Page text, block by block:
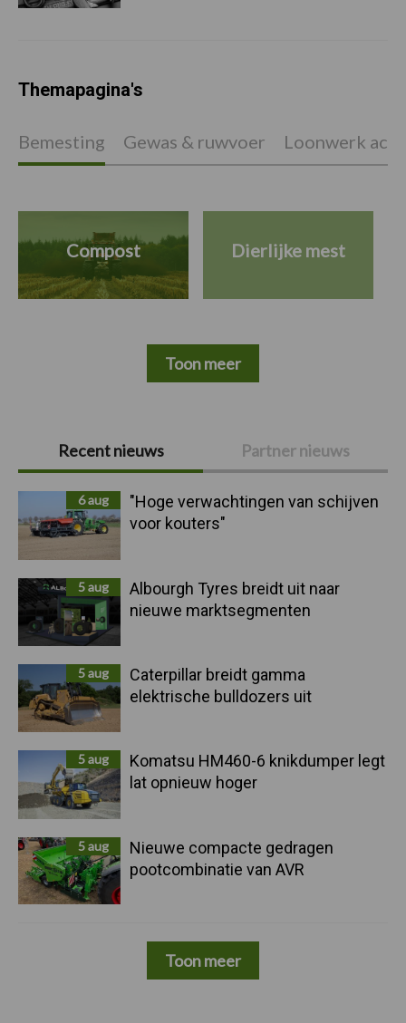
Primaire
Sidebar
Recent nieuws Partner nieuws
6 aug
"Hoge verwachtingen van schijven
voor kouters"
5 aug
Albourgh Tyres breidt uit naar
nieuwe marktsegmenten
5 aug
Caterpillar breidt gamma
elektrische bulldozers uit
5 aug
Komatsu HM460-6 knikdumper legt
lat opnieuw hoger
5 aug
Nieuwe compacte gedragen
pootcombinatie van AVR
Toon meer
Themapagina's
Bemesting Gewas & ruwvoer Loonwerk
Compost Dierlijke mest
Toon meer